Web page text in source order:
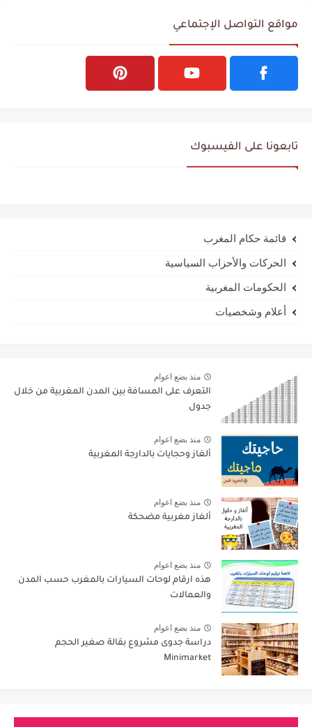
مواقع التواصل الإجتماعي
تابعونا على الفيسبوك
قائمة حكام المغرب
الحركات والأحزاب السياسية
الحكومات المغربية
أعلام وشخصيات
منذ بضع اعوام
التعرف على المسافة بين المدن المغربية من خلال
جدول
منذ بضع اعوام
ألغاز وحجايات بالدارجة المغربية
منذ بضع اعوام
ألغاز مغربية مضحكة
منذ بضع اعوام
هذه ارقام لوحات السيارات بالمغرب حسب المدن
والعمالات
منذ بضع اعوام
دراسة جدوى مشروع بقالة صغير الحجم
Minimarket